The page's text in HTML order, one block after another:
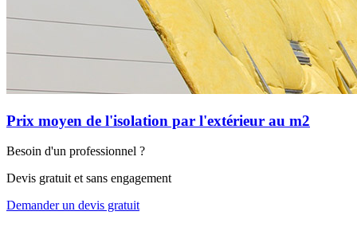
Prix moyen de l'isolation par l'extérieur au m2
Besoin d'un professionnel ?
Devis gratuit et sans engagement
Demander un devis gratuit